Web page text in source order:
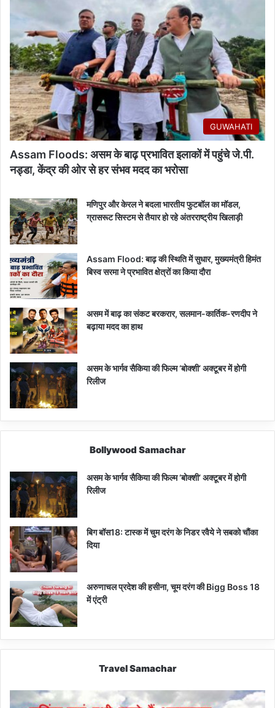
GUWAHATI
Assam Floods: असम के बाढ़ प्रभावित इलाकों में पहुंचे जे.पी.
नड्डा, केंद्र की ओर से हर संभव मदद का भरोसा
मणिपुर और केरल ने बदला भारतीय फुटबॉल का मॉडल,
ग्रासरूट सिस्टम से तैयार हो रहे अंतरराष्ट्रीय खिलाड़ी
Assam Flood: बाढ़ की स्थिति में सुधार, मुख्यमंत्री हिमंत
बिस्व सरमा ने प्रभावित क्षेत्रों का किया दौरा
असम में बाढ़ का संकट बरकरार, सलमान-कार्तिक-रणदीप ने
बढ़ाया मदद का हाथ
असम के भार्गव सैकिया की फिल्म ‘बोक्शी’ अक्टूबर में होगी
रिलीज
Bollywood Samachar
असम के भार्गव सैकिया की फिल्म ‘बोक्शी’ अक्टूबर में होगी
रिलीज
बिग बॉस18: टास्क में चुम दरंग के निडर रवैये ने सबको चौंका
दिया
अरुणाचल प्रदेश की हसीना, चूम दरंग की Bigg Boss 18
में एंट्री
Travel Samachar